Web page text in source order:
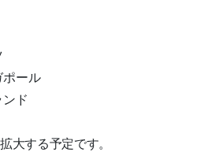
ポール
ド
大する予定です。